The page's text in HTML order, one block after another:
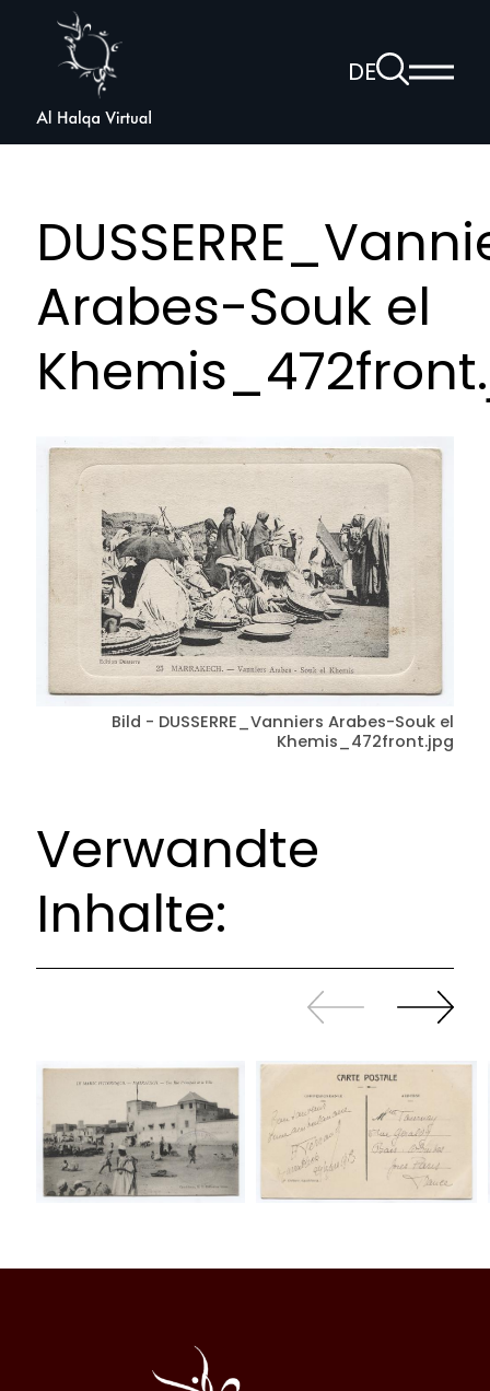
Halqa
DEZur
Suchseite
Arabes-Souk el
Bild - DUSSERRE_Vanniers Arabes-Souk el
Khemis_472front.jpg
Verwandte
Inhalte:
Zurück
sliden
Weiter
sliden
Halqa